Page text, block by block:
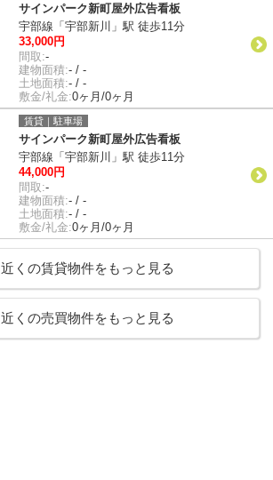
サインパーク新町屋外広告看板
宇部線「宇部新川」駅 徒歩11分
33,000円
間取:-
建物面積:- / -
土地面積:- / -
敷金/礼金:0ヶ月/0ヶ月
賃貸｜駐車場
サインパーク新町屋外広告看板
宇部線「宇部新川」駅 徒歩11分
44,000円
間取:-
建物面積:- / -
土地面積:- / -
敷金/礼金:0ヶ月/0ヶ月
近くの賃貸物件をもっと見る
近くの売買物件をもっと見る